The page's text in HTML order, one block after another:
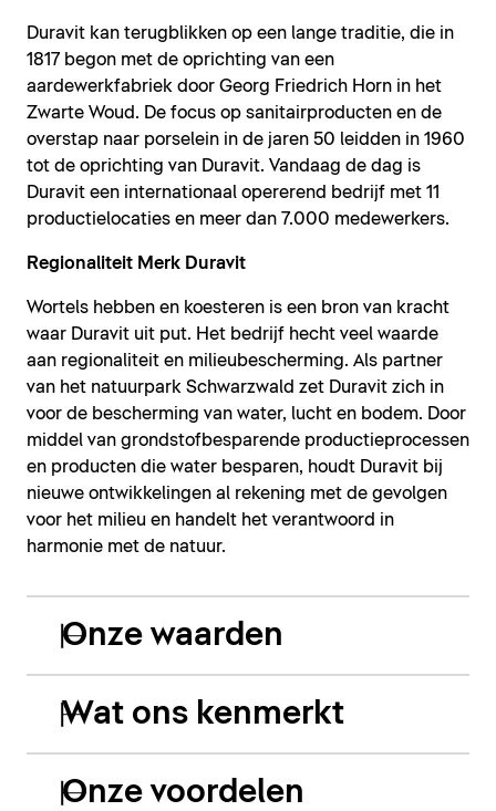
Duravit kan terugblikken op een lange traditie, die in
1817 begon met de oprichting van een
aardewerkfabriek door Georg Friedrich Horn in het
Zwarte Woud. De focus op sanitairproducten en de
overstap naar porselein in de jaren 50 leidden in 1960
tot de oprichting van Duravit. Vandaag de dag is
Duravit een internationaal opererend bedrijf met 11
productielocaties en meer dan 7.000 medewerkers.
Regionaliteit Merk Duravit
Wortels hebben en koesteren is een bron van kracht
waar Duravit uit put. Het bedrijf hecht veel waarde
aan regionaliteit en milieubescherming. Als partner
van het natuurpark Schwarzwald zet Duravit zich in
voor de bescherming van water, lucht en bodem. Door
middel van grondstofbesparende productieprocessen
en producten die water besparen, houdt Duravit bij
nieuwe ontwikkelingen al rekening met de gevolgen
voor het milieu en handelt het verantwoord in
harmonie met de natuur.
Onze waarden
Wat ons kenmerkt
Onze voordelen